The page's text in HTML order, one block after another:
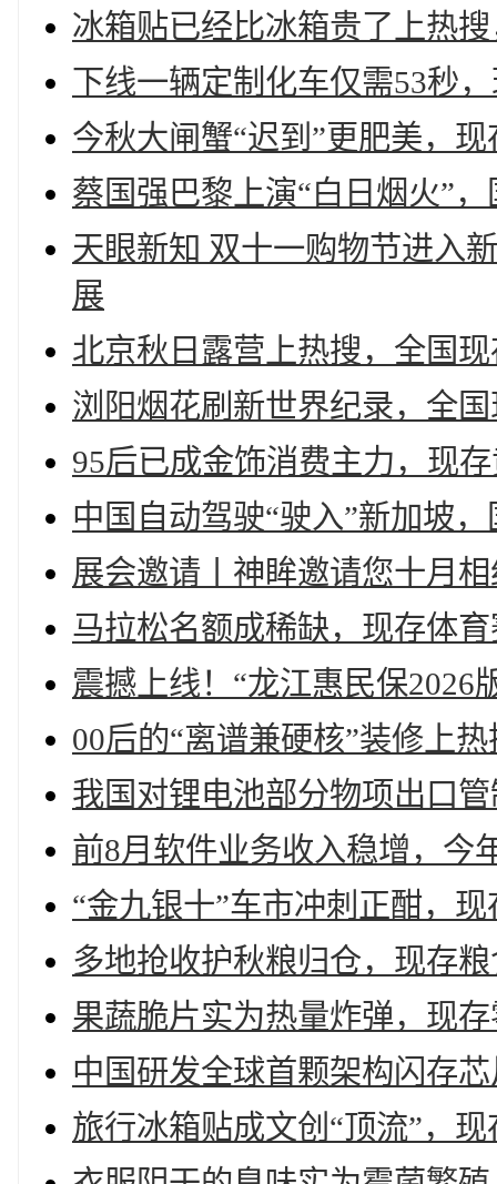
冰箱贴已经比冰箱贵了上热
下线一辆定制化车仅需53秒
今秋大闸蟹“迟到”更肥美，
蔡国强巴黎上演“白日烟火”
天眼新知 双十一购物节进入
展
北京秋日露营上热搜，全国
浏阳烟花刷新世界纪录，全
95后已成金饰消费主力，现
中国自动驾驶“驶入”新加坡
展会邀请丨神眸邀请您十月
马拉松名额成稀缺，现存体
震撼上线！“龙江惠民保2026
00后的“离谱兼硬核”装修上
我国对锂电池部分物项出口
前8月软件业务收入稳增，今
“金九银十”车市冲刺正酣，
多地抢收护秋粮归仓，现存
果蔬脆片实为热量炸弹，现
中国研发全球首颗架构闪存
旅行冰箱贴成文创“顶流”，